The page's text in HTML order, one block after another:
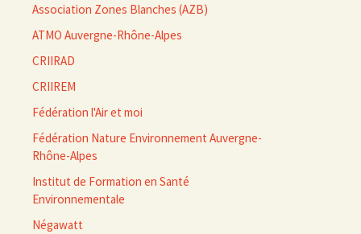
Association Zones Blanches (AZB)
ATMO Auvergne-Rhône-Alpes
CRIIRAD
CRIIREM
Fédération l'Air et moi
Fédération Nature Environnement Auvergne-
Rhône-Alpes
Institut de Formation en Santé
Environnementale
Négawatt